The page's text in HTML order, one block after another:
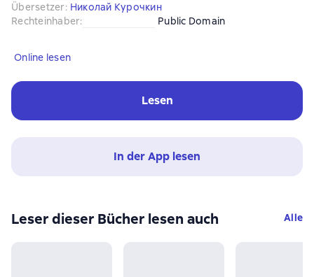
Übersetzer: Николай Курочкин
Rechteinhaber: Public Domain
Online lesen
Lesen
In der App lesen
Leser dieser Bücher lesen auch Alle